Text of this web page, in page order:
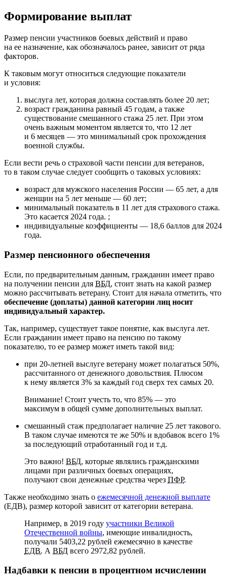
Формирование выплат
Размер пенсии участников боевых действий и право
на ее назначение, как обозначалось ранее, зависит от ряда
факторов.
К таковым могут относиться следующие показатели
и условия:
выслуга лет, которая должна составлять более 20 лет;
возраст гражданина равный 45 годам, а также
существование смешанного стажа 25 лет. При этом
очень важным моментом является то, что 12 лет
и 6 месяцев — это минимальный срок прохождения
военной службы.
Если вести речь о страховой части пенсии для ветеранов,
то в таком случае следует сообщить о таковых условиях:
возраст для мужского населения России — 65 лет, а для
женщин на 5 лет меньше — 60 лет;
минимальный показатель в 11 лет для страхового стажа.
Это касается 2024 года. ;
индивидуальные коэффициенты — 18,6 баллов для 2024
года.
Размер пенсионного обеспечения
Если, по предварительным данным, гражданин имеет право
на получении пенсии для ВБД, стоит знать на какой размер
можно рассчитывать ветерану. Стоит для начала отметить, что
обеспечение (доплаты) данной категории лиц носит
индивидуальный характер.
Так, например, существует такое понятие, как выслуга лет.
Если гражданин имеет право на пенсию по такому
показателю, то ее размер может иметь такой вид:
при 20-летней выслуге ветерану может полагаться 50%,
рассчитанного от денежного довольствия. Плюсом
к нему является 3% за каждый год сверх тех самых 20.
Внимание! Стоит учесть то, что 85% — это
максимум в общей сумме дополнительных выплат.
смешанный стаж предполагает наличие 25 лет такового.
В таком случае имеются те же 50% и вдобавок всего 1%
за последующий отработанный год и т.д.
Это важно! ВБД, которые являлись гражданскими
лицами при различных боевых операциях,
получают свои денежные средства через ПФР.
Также необходимо знать о ежемесячной денежной выплате
(ЕДВ), размер которой зависит от категории ветерана.
Например, в 2019 году участники Великой
Отечественной войны, имеющие инвалидность,
получали 5403,22 рублей ежемесячно в качестве
ЕДВ. А ВБД всего 2972,82 рублей.
Надбавки к пенсии в процентном исчислении